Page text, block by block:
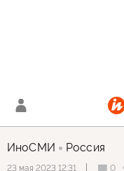
ИноСМИ Россия
23 мая 2023 12:31 0